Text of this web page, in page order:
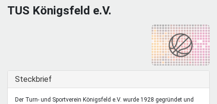
News
Mentoren & Projekte
TUS Königsfeld e.V.
Ausblenden
Steckbrief
Der Turn- und Sportverein Königsfeld e.V. wurde 1928 gegründet und